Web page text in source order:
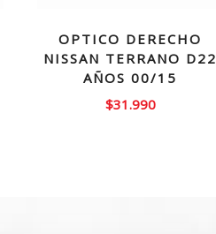
OPTICO DERECHO
NISSAN TERRANO D22
AÑOS 00/15
$31.990